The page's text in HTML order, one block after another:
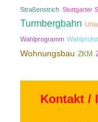
Straßenstrich Stuttgarter
Turmbergbahn
Wahlprogramm
Wohnungsbau ZKM
Kontakt /